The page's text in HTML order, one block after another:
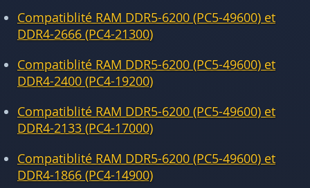
Compatiblité RAM DDR5-6200 (PC5-49600) et
DDR4-2666 (PC4-21300)
Compatiblité RAM DDR5-6200 (PC5-49600) et
DDR4-2400 (PC4-19200)
Compatiblité RAM DDR5-6200 (PC5-49600) et
DDR4-2133 (PC4-17000)
Compatiblité RAM DDR5-6200 (PC5-49600) et
DDR4-1866 (PC4-14900)